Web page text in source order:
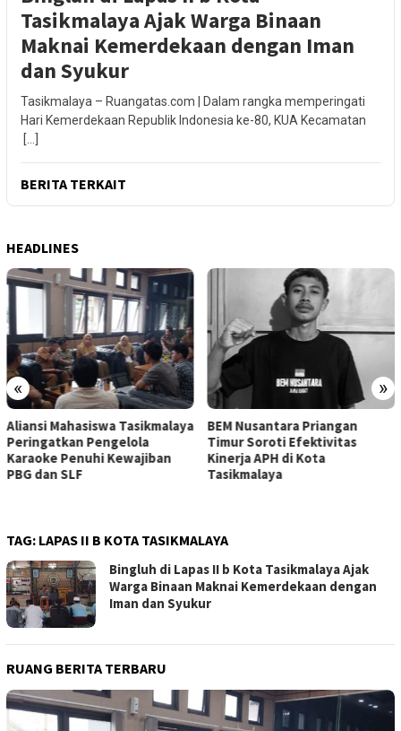
Tasikmalaya Ajak Warga Binaan
Maknai Kemerdekaan dengan Iman
dan Syukur
Tasikmalaya – Ruangatas.com | Dalam rangka memperingati
Hari Kemerdekaan Republik Indonesia ke-80, KUA Kecamatan
[…]
BERITA TERKAIT
HEADLINES
« »
BEM Nusantara Priangan
Timur Soroti Efektivitas
Kinerja APH di Kota
Tasikmalaya
Aliansi Mahasiswa Tasikmalaya
Desak Pemkot Audit Perizinan
Tempat Karaoke, Soroti
Penegakan Hukum
TAG: LAPAS II B KOTA TASIKMALAYA
Bingluh di Lapas II b Kota Tasikmalaya Ajak
Warga Binaan Maknai Kemerdekaan dengan
Iman dan Syukur
RUANG BERITA TERBARU